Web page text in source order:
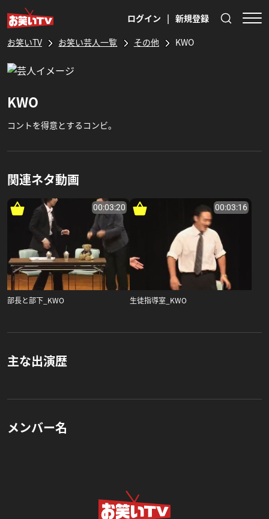
ログイン | 新規登録
お笑いTV お笑い芸人一覧 その他 KWO
KWO
コントを得意とするコンビ。
関連ネタ動画
00:03:20
部長と部下_KWO
00:03:16
生徒指導室_KWO
主な出演歴
メンバー名